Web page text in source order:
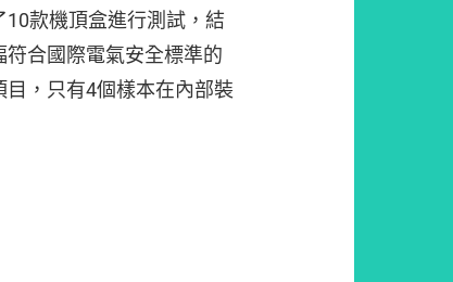
款機頂盒進行測試，結
合國際電氣安全標準的
，只有4個樣本在內部裝